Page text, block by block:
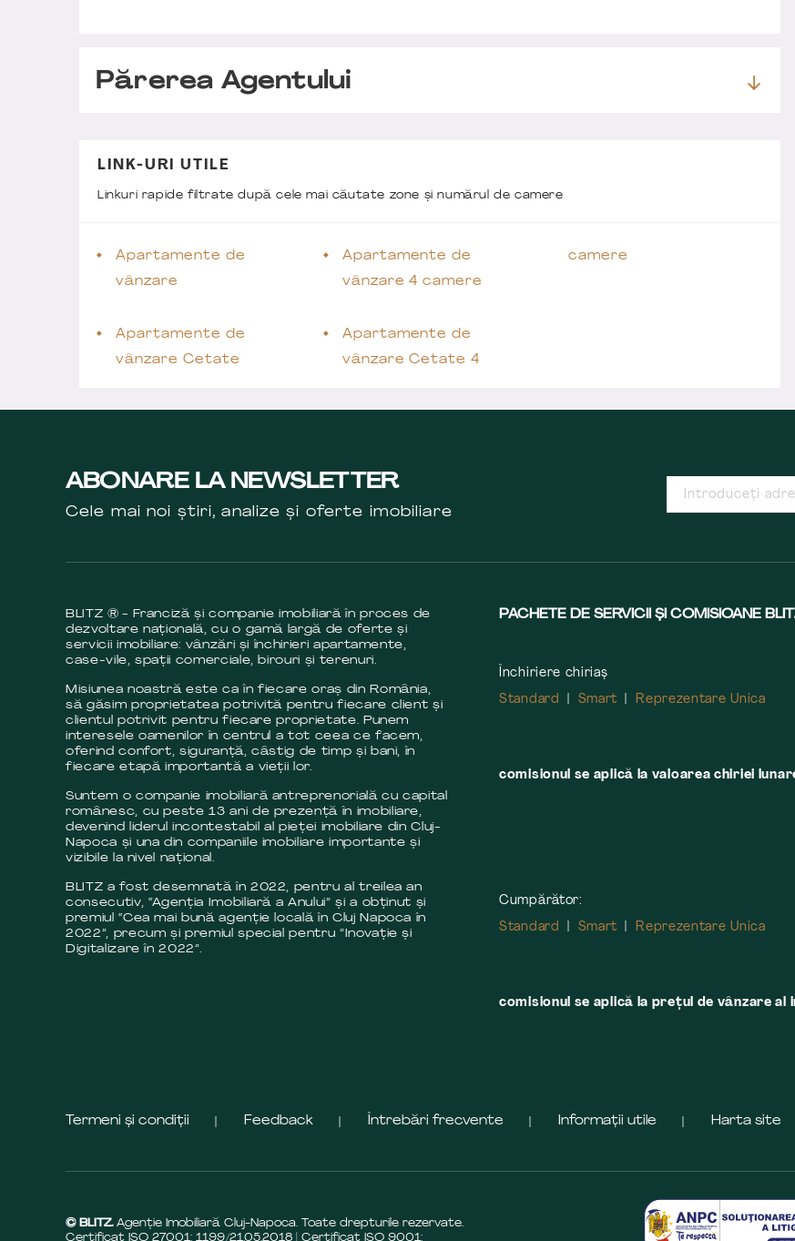
Părerea Agentului
LINK-URI UTILE
Linkuri rapide filtrate după cele mai căutate zone și numărul de camere
Apartamente de
vânzare
Apartamente de
vânzare Cetate
Apartamente de
vânzare 4 camere
Apartamente de
vânzare Cetate 4
camere
ABONARE LA NEWSLETTER
Cele mai noi știri, analize și oferte imobiliare
BLITZ ® - Franciză și companie imobiliară în proces de
dezvoltare națională, cu o gamă largă de oferte și
servicii imobiliare: vânzări și închirieri apartamente,
case-vile, spații comerciale, birouri și terenuri.
Misiunea noastră este ca în fiecare oraș din România,
să găsim proprietatea potrivită pentru fiecare client și
clientul potrivit pentru fiecare proprietate. Punem
interesele oamenilor în centrul a tot ceea ce facem,
oferind confort, siguranță, câstig de timp și bani, în
fiecare etapă importantă a vieții lor.
Suntem o companie imobiliară antreprenorială cu capital
românesc, cu peste 13 ani de prezență în imobiliare,
devenind liderul incontestabil al pieței imobiliare din Cluj-
Napoca și una din companiile imobiliare importante și
vizibile la nivel național.
BLITZ a fost desemnată în 2022, pentru al treilea an
consecutiv, “Agenția Imobiliară a Anului” și a obținut și
premiul “Cea mai bună agenție locală în Cluj Napoca în
2022”, precum și premiul special pentru ”Inovație și
Digitalizare în 2022”.
PACHETE DE SERVICII ȘI COMISIOANE
Închiriere chiriaș
Standard
Smart Reprezentare Unica
comisionul se aplică la valoarea chiriei
Cumpărător:
Standard
Smart Reprezentare Unica
comisionul se aplică la preţul de vânzare
Termeni și condiții Feedback Întrebări frecvente Informații utile Harta site
© BLITZ. Agenție Imobiliară Cluj-Napoca. Toate drepturile rezervate.
Certificat ISO 27001: 1199/21.05.2018 | Certificat ISO 9001: